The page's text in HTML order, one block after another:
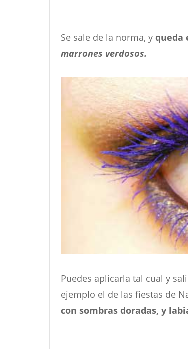
Se sale de la norma, yqueda
marrones verdosos.
Puedes aplicarla tal cual y
ejemplo el de las fiestas de
con sombras doradas, y